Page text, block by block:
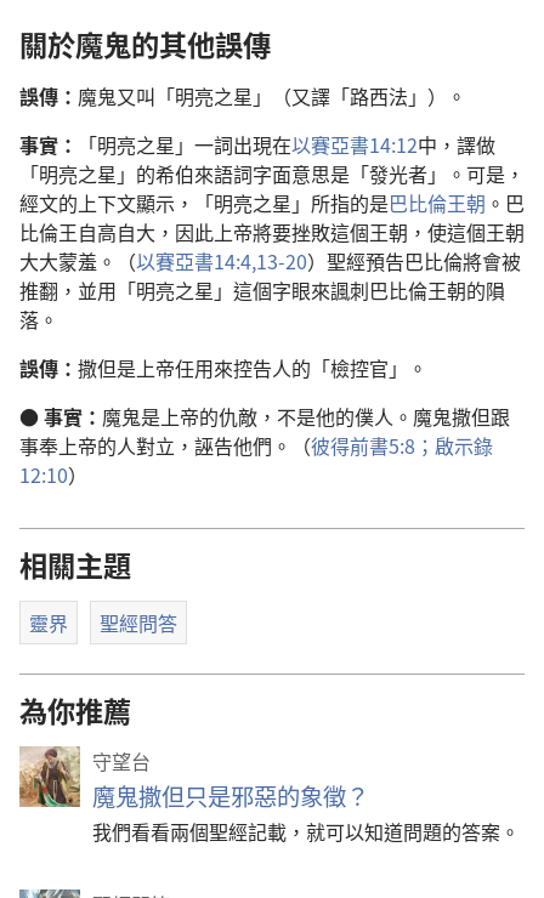
關於魔鬼的其他誤傳
誤傳： 魔鬼又叫「明亮之星」（又譯「路西法」）。
事實：
「明亮之星」一詞出現在以賽亞書14:12中，譯做
「明亮之星」的希伯來語詞字面意思是「發光者」。可是，
經文的上下文顯示，「明亮之星」所指的是巴比倫王朝 。巴
比倫王自高自大，因此上帝將要挫敗這個王朝，使這個王朝
大大蒙羞。（以賽亞書14:4,13-20）聖經預告巴比倫將會被
推翻，並用「明亮之星」這個字眼來諷刺巴比倫王朝的隕
落。
誤傳： 撒但是上帝任用來控告人的「檢控官」。
●事實： 魔鬼是上帝的仇敵，不是他的僕人。魔鬼撒但跟
事奉上帝的人對立，誣告他們。（彼得前書5:8； 啟示錄
12:10）
相關主題
靈界 聖經問答
為你推薦
守望台
魔鬼撒但只是邪惡的象徵？
我們看看兩個聖經記載，就可以知道問題的答案。